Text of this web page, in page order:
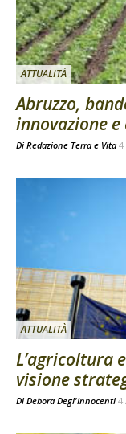
ATTUALITÀ
Abruzzo,
innovazione
Di Redazione Terra e Vita 4
ATTUALITÀ
L’agricoltura
visione
Di Debora Degl'Innocenti 4